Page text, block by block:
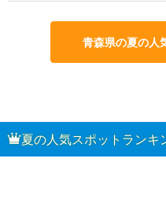
青森県の夏の人
夏の人気スポットランキ